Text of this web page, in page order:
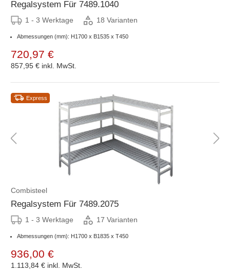
Regalsystem Für 7489.1040
1 - 3 Werktage 18 Varianten
Abmessungen (mm): H1700 x B1535 x T450
720,97 €
857,95 € inkl. MwSt.
Express
Combisteel
Regalsystem Für 7489.2075
1 - 3 Werktage 17 Varianten
Abmessungen (mm): H1700 x B1835 x T450
936,00 €
1.113,84 € inkl. MwSt.